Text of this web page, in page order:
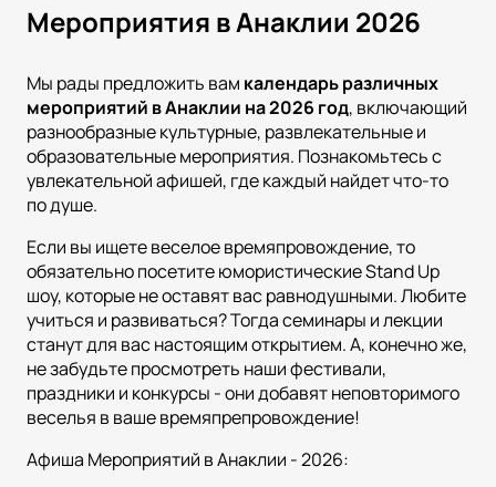
Мероприятия в Анаклии 2026
Мы рады предложить вам календарь различных
мероприятий вАнаклии на2026 год, включающий
разнообразные культурные, развлекательные и
образовательные мероприятия. Познакомьтесь с
увлекательной афишей, где каждый найдет что-то
по душе.
Если вы ищете веселое времяпровождение, то
обязательно посетите юмористические Stand Up
шоу, которые не оставят вас равнодушными. Любите
учиться и развиваться? Тогда семинары и лекции
станут для вас настоящим открытием. А, конечно же,
не забудьте просмотреть наши фестивали,
праздники и конкурсы - они добавят неповторимого
веселья в ваше времяпрепровождение!
Афиша Мероприятий в Анаклии - 2026: